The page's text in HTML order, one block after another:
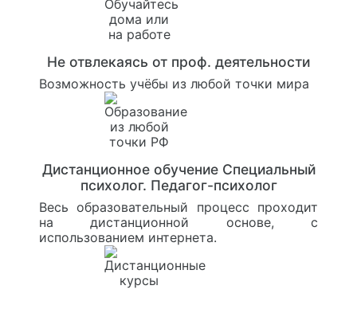
Не отвлекаясь от проф. деятельности
Возможность учёбы из любой точки мира
Дистанционное обучение Специальный
психолог. Педагог-психолог
Весь образовательный процесс проходит
на дистанционной основе, с
использованием интернета.